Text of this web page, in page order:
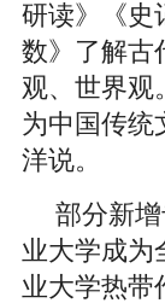
研读》《史
数》了解古
观、世界观
为中国传统
洋说。
部分新
业大学成为
业大学热带